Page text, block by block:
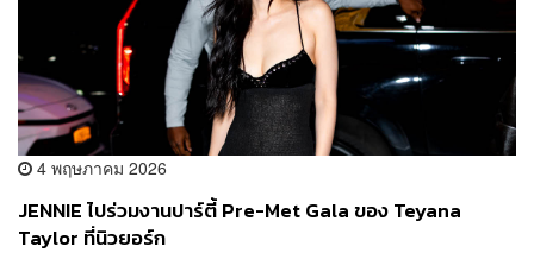
4 พฤษภาคม 2026
JENNIE ไปร่วมงานปาร์ตี้ Pre-Met Gala ของ Teyana
Taylor ที่นิวยอร์ก